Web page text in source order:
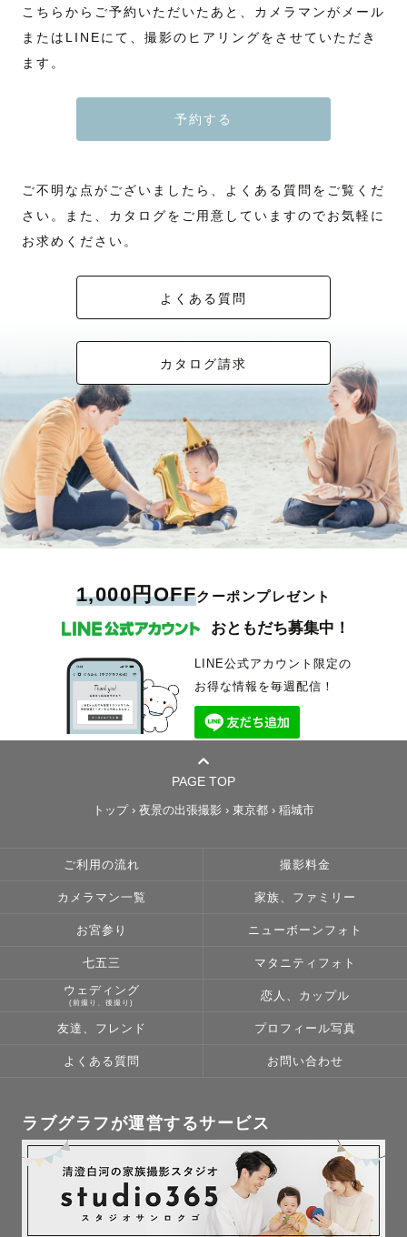
こちらからご予約いただいたあと、カメラマンがメール
またはLINEにて、撮影のヒアリングをさせていただき
ます。
予約する
ご不明な点がございましたら、よくある質問をご覧くだ
さい。また、カタログをご用意していますのでお気軽に
お求めください。
よくある質問
カタログ請求
1,000円OFFクーポンプレゼント
おともだち募集中！
LINE公式アカウント限定の
お得な情報を毎週配信！
PAGE TOP
トップ› 夜景の出張撮影 › 東京都 › 稲城市
ご利用の流れ 撮影料金
カメラマン一覧 家族、ファミリー
お宮参り ニューボーンフォト
七五三 マタニティフォト
ウェディング
(前撮り、後撮り)
恋人、カップル
友達、フレンド プロフィール写真
よくある質問 お問い合わせ
ラブグラフが運営するサービス